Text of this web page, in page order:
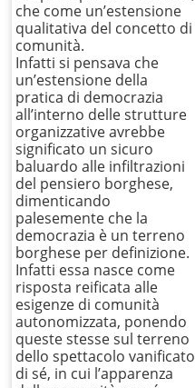
che come un’estensione
qualitativa del concetto di
comunità.
Infatti si pensava che
un’estensione della
pratica di democrazia
all’interno delle strutture
organizzative avrebbe
significato un sicuro
baluardo alle infiltrazioni
del pensiero borghese,
dimenticando
palesemente che la
democrazia è un terreno
borghese per definizione.
Infatti essa nasce come
risposta reificata alle
esigenze di comunità
autonomizzata, ponendo
queste stesse sul terreno
dello spettacolo vanificato
di sé, in cui l’apparenza